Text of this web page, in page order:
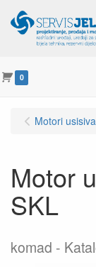
0
Motori
Motor
SKL
komad